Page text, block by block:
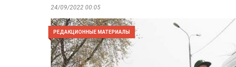
24/09/2022 00:05
РЕДАКЦИОННЫЕ МАТЕРИАЛЫ